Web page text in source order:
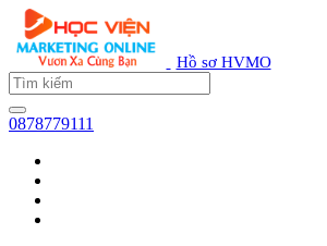
Hồ sơ HVMO
0878779111